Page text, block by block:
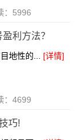
5996
利方法？
地性的... [详情]
4699
巧!